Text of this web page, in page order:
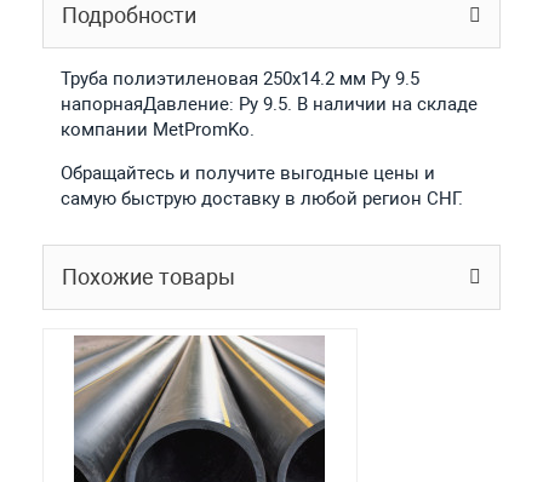
Подробности
Труба полиэтиленовая 250х14.2 мм Ру 9.5
напорнаяДавление: Ру 9.5. В наличии на складе
компании MetPromKo.
Обращайтесь и получите выгодные цены и
самую быструю доставку в любой регион СНГ.
Похожие товары